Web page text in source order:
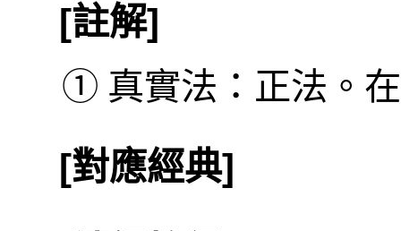
[註解]
① 真實法：正法。
[對應經典]